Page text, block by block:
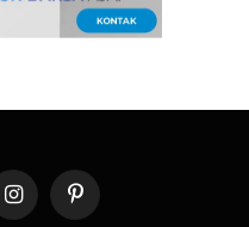
InstagramPinterest